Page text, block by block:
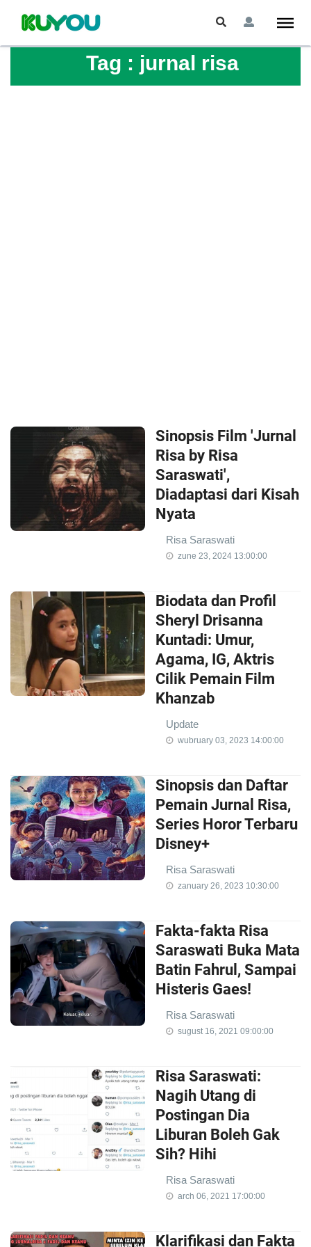
Tag : jurnal risa
Sinopsis Film 'Jurnal
Risa by Risa
Saraswati',
Diadaptasi dari Kisah
Nyata
Risa Saraswati
zune 23, 2024 13:00:00
Biodata dan Profil
Sheryl Drisanna
Kuntadi: Umur,
Agama, IG, Aktris
Cilik Pemain Film
Khanzab
Update
wubruary 03, 2023 14:00:00
Sinopsis dan Daftar
Pemain Jurnal Risa,
Series Horor Terbaru
Disney+
Risa Saraswati
zanuary 26, 2023 10:30:00
Fakta-fakta Risa
Saraswati Buka Mata
Batin Fahrul, Sampai
Histeris Gaes!
Risa Saraswati
sugust 16, 2021 09:00:00
Risa Saraswati:
Nagih Utang di
Postingan Dia
Liburan Boleh Gak
Sih? Hihi
Risa Saraswati
arch 06, 2021 17:00:00
Klarifikasi dan Fakta